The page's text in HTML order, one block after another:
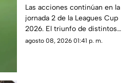
restantes de la jornada
2 de la Leagues Cup
2026
Las acciones continúan en la
jornada 2 de la Leagues Cup
2026. El triunfo de distintos
equipos de la Liga MX podría
agosto 08, 2026 01:41 p. m.